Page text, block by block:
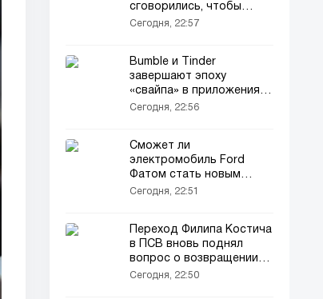
сговорились, чтобы
сбежать из замкнутой
Сегодня, 22:57
Bumble и Tinder
завершают эпоху
«свайпа» в приложениях
для знакомств
Сегодня, 22:56
Сможет ли
электромобиль Ford
Фатом стать новым
Таурус для компании?
Сегодня, 22:51
Переход Филипа Костича
в ПСВ вновь поднял
вопрос о возвращении
Ивана Перишича в
Сегодня, 22:50